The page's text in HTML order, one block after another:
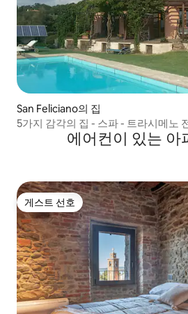
San Feliciano의 집
5가지 감각의 집 - 스파 - 트라시메노
에어컨이 있는 아
게스트 선호
게스트 선호